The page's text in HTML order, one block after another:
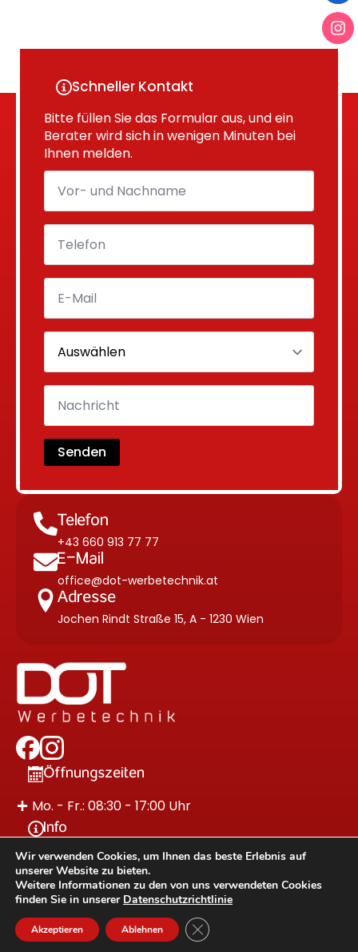
Schneller Kontakt
Bitte füllen Sie das Formular aus, und ein
Berater wird sich in wenigen Minuten bei
Ihnen melden.
Senden
Telefon
+43 660 913 77 77
E-Mail
office@dot-werbetechnik.at
Adresse
Jochen Rindt Straße 15, A - 1230 Wien
Öffnungszeiten
Mo. - Fr.: 08:30 - 17:00 Uhr
Info
Impressum
Datenschutzerklärung
made with ♥ by: marinwebdesign
DOT Werbetechnik. © 2026 All Rights Reserved.
Wir verwenden Cookies, um Ihnen das beste Erlebnis auf
unserer Website zu bieten.
Weitere Informationen zu den von uns verwendeten Cookies
finden Sie in unserer Datenschutzrichtlinie
Akzeptieren Ablehnen Close GDPR Cookie Banner